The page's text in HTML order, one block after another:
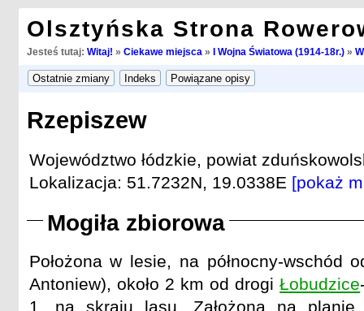
Olsztyńska Strona
Jesteś tutaj: Witaj! » Ciekawe miejsca » I Wojna Światowa (1914-18r.)»
Rzepiszew
Województwo łódzkie, powiat
Lokalizacja: 51.7232N, 19.0338E [pokaż
Mogiła zbiorowa
Położona w lesie, na północny-wschód
Antoniew), około 2 km od drogiŁobudzice
1, na skraju lasu. Założona na planie